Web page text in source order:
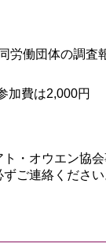
労働団体の調査
加費は2,000円
・オウエン協
ご連絡ください